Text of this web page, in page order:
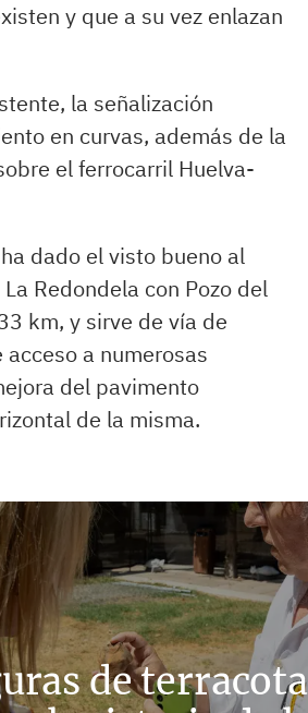
y que a su vez enlazan
la señalización
en curvas, además de la
el ferrocarril Huelva-
dado el visto bueno al
Redondela con Pozo del
km, y sirve de vía de
a numerosas
del pavimento
de la misma.
de terracota